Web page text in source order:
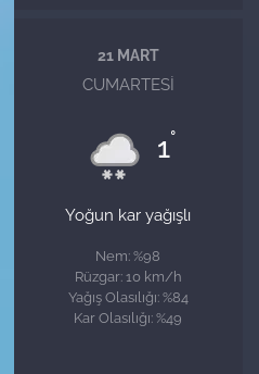
21 MART
CUMARTESI
1°
Yoğun kar yağışlı
Nem: %98
Rüzgar: 10 km/h
Yağış Olasılığı: %84
Kar Olasılığı: %49